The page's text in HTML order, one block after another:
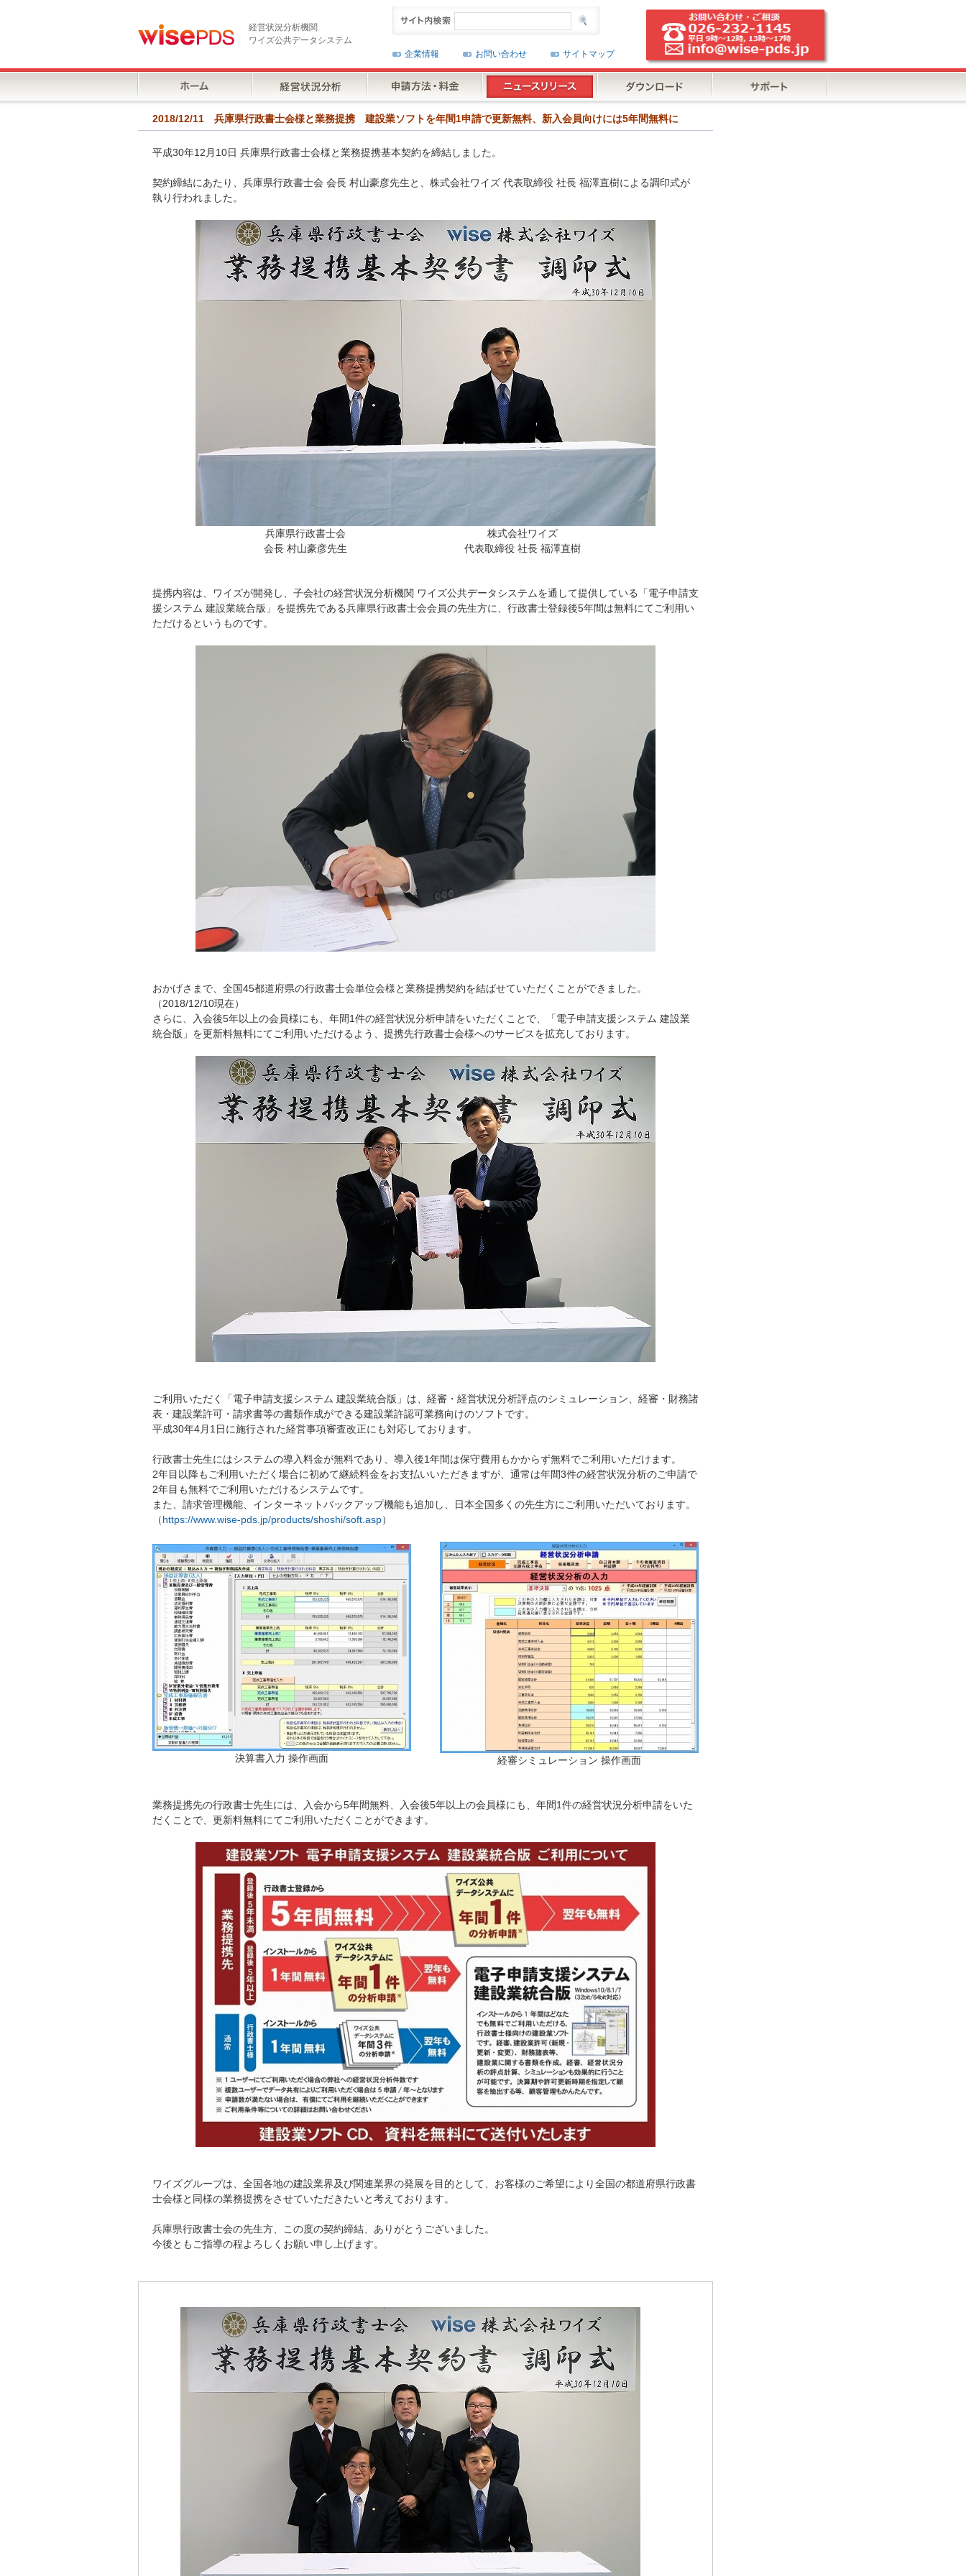
経営状況分析機関
ワイズ公共データシステム
企業情報
お問い合わせ サイトマップ
2018/12/11 兵庫県行政書士会様と業務提携 建設業ソフトを年間1申請で更新無料、新入会員向けには5年間無料に
平成30年12月10日 兵庫県行政書士会様と業務提携基本契約を締結しました。
契約締結にあたり、兵庫県行政書士会 会長 村山豪彦先生と、株式会社ワイズ 代表取締役 社長 福澤直樹による調印式が
執り行われました。
兵庫県行政書士会
会長 村山豪彦先生
株式会社ワイズ
代表取締役 社長 福澤直樹
提携内容は、ワイズが開発し、子会社の経営状況分析機関 ワイズ公共データシステムを通して提供している「電子申請支
援システム 建設業統合版」を提携先である兵庫県行政書士会会員の先生方に、行政書士登録後5年間は無料にてご利用い
ただけるというものです。
おかげさまで、全国45都道府県の行政書士会単位会様と業務提携契約を結ばせていただくことができました。
（2018/12/10現在）
さらに、入会後5年以上の会員様にも、年間1件の経営状況分析申請をいただくことで、「電子申請支援システム 建設業
統合版」を更新料無料にてご利用いただけるよう、提携先行政書士会様へのサービスを拡充しております。
ご利用いただく「電子申請支援システム 建設業統合版」は、経審・経営状況分析評点のシミュレーション、経審・財務諸
表・建設業許可・請求書等の書類作成ができる建設業許認可業務向けのソフトです。
平成30年4月1日に施行された経営事項審査改正にも対応しております。
行政書士先生にはシステムの導入料金が無料であり、導入後1年間は保守費用もかからず無料でご利用いただけます。
2年目以降もご利用いただく場合に初めて継続料金をお支払いいただきますが、通常は年間3件の経営状況分析のご申請で
2年目も無料でご利用いただけるシステムです。
また、請求管理機能、インターネットバックアップ機能も追加し、日本全国多くの先生方にご利用いただいております。
（https://www.wise-pds.jp/products/shoshi/soft.asp）
決算書入力 操作画面 経審シミュレーション 操作画面
業務提携先の行政書士先生には、入会から5年間無料、入会後5年以上の会員様にも、年間1件の経営状況分析申請をいた
だくことで、更新料無料にてご利用いただくことができます。
ワイズグループは、全国各地の建設業界及び関連業界の発展を目的として、お客様のご希望により全国の都道府県行政書
士会様と同様の業務提携をさせていただきたいと考えております。
兵庫県行政書士会の先生方、この度の契約締結、ありがとうございました。
今後ともご指導の程よろしくお願い申し上げます。